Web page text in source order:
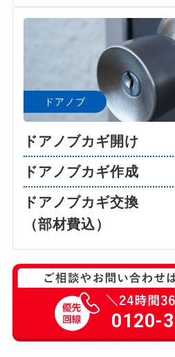
ドアノブ
ドアノブカギ開け
ドアノブカギ作成
ドアノブカギ交換
（部材費込）
0120-